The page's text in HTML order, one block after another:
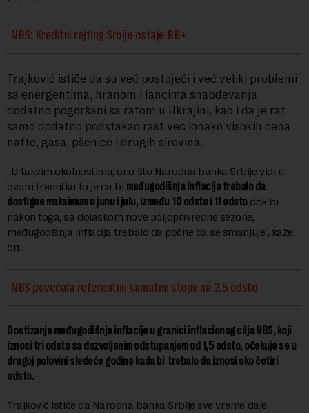
NBS: Kreditni rejting Srbije ostaje BB+
Trajković ističe da su već postojeći i već veliki problemi
sa energentima, hranom i lancima snabdevanja
dodatno pogoršani sa ratom u Ukrajini, kao i da je rat
samo dodatno podstakao rast već ionako visokih cena
nafte, gasa, pšenice i drugih sirovina.
„U takvim okolnostima, ono što Narodna banka Srbije vidi u
ovom trenutku to je da bi međugodišnja inflacija trebalo da
dostigne maksimum u junu i julu, između 10 odsto i 11 odstodok bi
nakon toga, sa dolaskom nove poljoprivredne sezone,
međugodišnja inflacija trebalo da počne da se smanjuje“, kaže
on.
NBS povećala referentnu kamatnu stopu na 2,5 odsto
Dostizanje međugodišnje inflacije u granici inflacionog cilja NBS, koji
iznosi tri odsto sa dozvoljenim odstupanjem od 1,5 odsto, očekuje se u
drugoj polovini sledeće godine kada bi trebalo da iznosi oko četiri
odsto.
Trajković ističe da Narodna banka Srbije sve vreme daje